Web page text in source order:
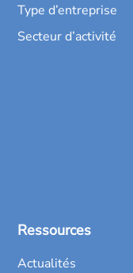
Type d’entreprise
Secteur d’activité
Ressources
Actualités